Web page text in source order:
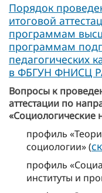
Порядок
итоговой
программам
программам
педагогических
в ФБГУН ФНИСЦ
Вопросы к
аттестации по
«Социологические
профиль
социологии» (
профиль
институты и